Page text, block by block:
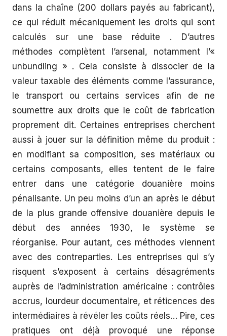
dans la chaîne (200 dollars payés au fabricant),
ce qui réduit mécaniquement les droits qui sont
calculés sur une base réduite . D’autres
méthodes complètent l’arsenal, notamment l’«
unbundling » . Cela consiste à dissocier de la
valeur taxable des éléments comme l’assurance,
le transport ou certains services afin de ne
soumettre aux droits que le coût de fabrication
proprement dit. Certaines entreprises cherchent
aussi à jouer sur la définition même du produit :
en modifiant sa composition, ses matériaux ou
certains composants, elles tentent de le faire
entrer dans une catégorie douanière moins
pénalisante. Un peu moins d’un an après le début
de la plus grande offensive douanière depuis le
début des années 1930, le système se
réorganise. Pour autant, ces méthodes viennent
avec des contreparties. Les entreprises qui s’y
risquent s’exposent à certains désagréments
auprès de l’administration américaine : contrôles
accrus, lourdeur documentaire, et réticences des
intermédiaires à révéler les coûts réels… Pire, ces
pratiques ont déjà provoqué une réponse